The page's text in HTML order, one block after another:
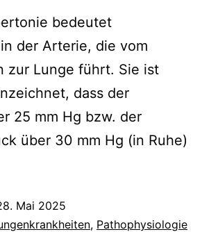
bedeutet
der Arterie, die vom
zur Lunge führt. Sie ist
dass der
25 mm Hg bzw. der
über 30 mm Hg (in Ruhe)
Mai 2025
, Pathophysiologie